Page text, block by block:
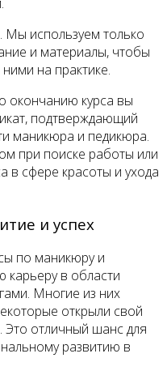
используем только
и материалы, чтобы
на практике.
окончанию курса вы
подтверждающий
маникюра и педикюра.
при поиске работы или
в сфере красоты и ухода
и успех
по маникюру и
в области
Многие из них
открыли свой
Это отличный шанс для
развитию в